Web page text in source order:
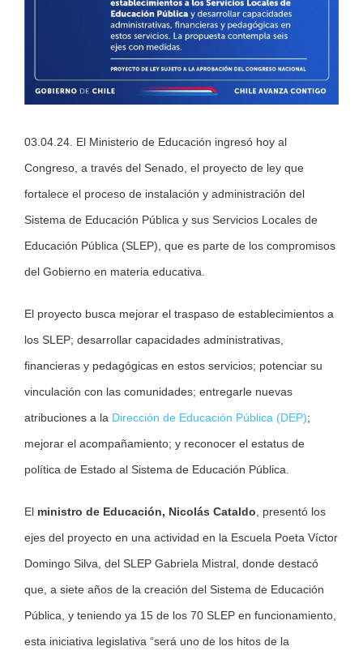
03.04.24. El Ministerio de Educación ingresó hoy al
Congreso, a través del Senado, el proyecto de ley que
fortalece el proceso de instalación y administración del
Sistema de Educación Pública y sus Servicios Locales de
Educación Pública (SLEP), que es parte de los compromisos
del Gobierno en materia educativa.
El proyecto busca mejorar el traspaso de establecimientos a
los SLEP; desarrollar capacidades administrativas,
financieras y pedagógicas en estos servicios; potenciar su
vinculación con las comunidades; entregarle nuevas
atribuciones a la Dirección de Educación Pública (DEP);
mejorar el acompañamiento; y reconocer el estatus de
política de Estado al Sistema de Educación Pública.
El ministro de Educación, Nicolás Cataldo, presentó los
ejes del proyecto en una actividad en la Escuela Poeta Víctor
Domingo Silva, del SLEP Gabriela Mistral, donde destacó
que, a siete años de la creación del Sistema de Educación
Pública, y teniendo ya 15 de los 70 SLEP en funcionamiento,
esta iniciativa legislativa “será uno de los hitos de la